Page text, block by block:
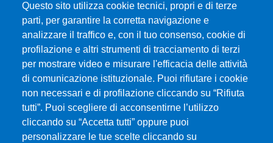
Questo sito utilizza cookie tecnici, propri e di terze
parti, per garantire la corretta navigazione e
analizzare il traffico e, con il tuo consenso, cookie di
profilazione e altri strumenti di tracciamento di terzi
per mostrare video e misurare l'efficacia delle attività
di comunicazione istituzionale. Puoi rifiutare i cookie
non necessari e di profilazione cliccando su “Rifiuta
tutti”. Puoi scegliere di acconsentirne l’utilizzo
cliccando su “Accetta tutti” oppure puoi
personalizzare le tue scelte cliccando su
Università degli Studi di Messina
Piazza Pugliatti, 1 - 98122 Messina
Cod. Fiscale 80004070837
P.IVA 00724160833
Centralino: 090 676 1
MENÙ SOCIAL